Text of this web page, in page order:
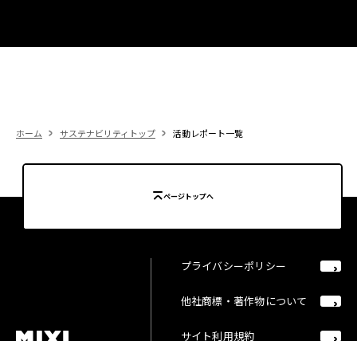
ホーム サステナビリティトップ 活動レポート一覧
ページトップへ
プライバシーポリシー
他社商標・著作物について
サイト利用規約